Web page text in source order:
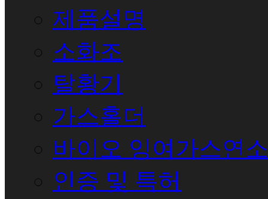
제품설명
소화조
탈황기
가스홀더
바이오 잉여가스연
인증 및 특허